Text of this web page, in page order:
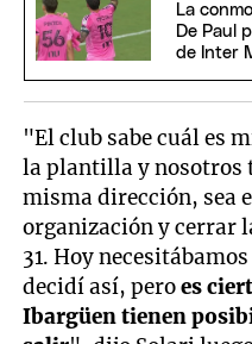
La
De Paul
de Inter
"El club sabe cuál es
la plantilla y nosotros
misma dirección, sea
organización y cerrar
31. Hoy
decidí así, peroes
Ibargüen tienen